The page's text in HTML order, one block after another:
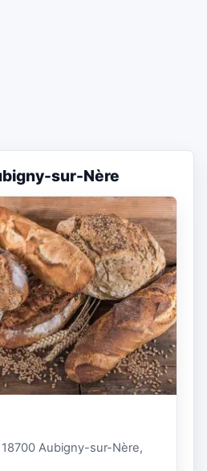
sur-Nère
Aubigny-sur-Nère,